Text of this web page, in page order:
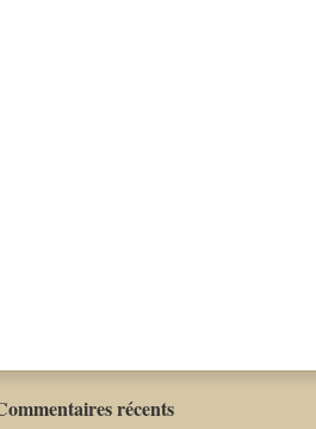
récents